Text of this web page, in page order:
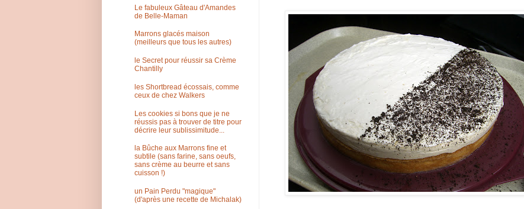
Le fabuleux Gâteau d'Amandes
de Belle-Maman
Marrons glacés maison
(meilleurs que tous les autres)
le Secret pour réussir sa Crème
Chantilly
les Shortbread écossais, comme
ceux de chez Walkers
Les cookies si bons que je ne
réussis pas à trouver de titre pour
décrire leur sublissimitude...
la Bûche aux Marrons fine et
subtile (sans farine, sans oeufs,
sans crème au beurre et sans
cuisson !)
un Pain Perdu "magique"
(d'après une recette de Michalak)